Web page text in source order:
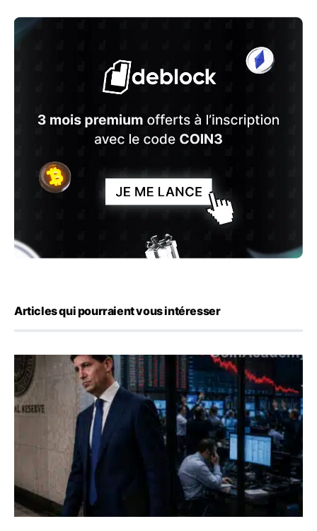
Articles qui pourraient vous intéresser
Kevin Warsh maintient sa communication minimaliste